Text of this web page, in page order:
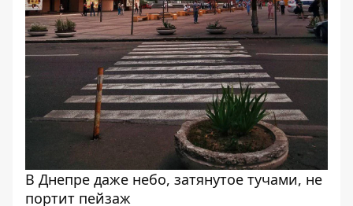
В Днепре даже небо, затянутое тучами, не
портит пейзаж